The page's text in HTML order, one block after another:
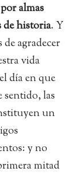
almas
de historia. Y
de agradecer
vida
día en que
sentido, las
un
y no
mitad